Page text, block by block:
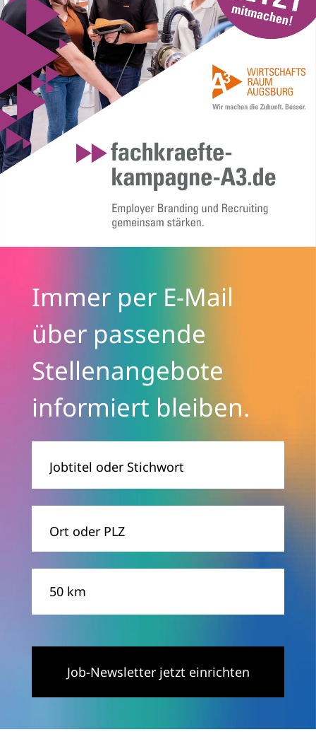
Immer per E-Mail
über passende
Stellenangebote
informiert bleiben.
Jobtitel
oder
Ort
Job-Newsletter jetzt einrichten